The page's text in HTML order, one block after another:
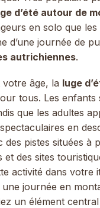
d’été autour de
en solo que les
d’une journée de
autrichiennes.
votre âge, la luge
tous. Les
que les adultes
en
des pistes situées à
et des sites
activité dans votre
journée en
un élément